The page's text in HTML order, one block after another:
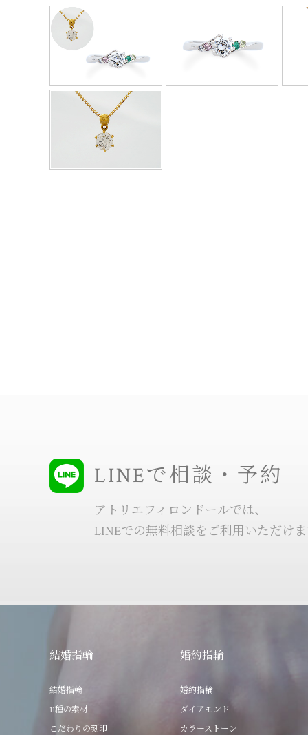
LINEで相談・予約
アトリエフィロンドールでは、
LINEでの無料相談をご利用いただけ
結婚指輪
結婚指輪
11種の素材
こだわりの刻印
婚約指輪
婚約指輪
ダイアモンド
カラーストーン